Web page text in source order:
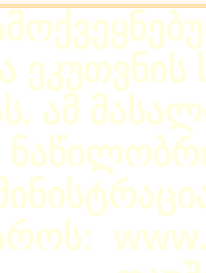
ეკუთვნის
ამ